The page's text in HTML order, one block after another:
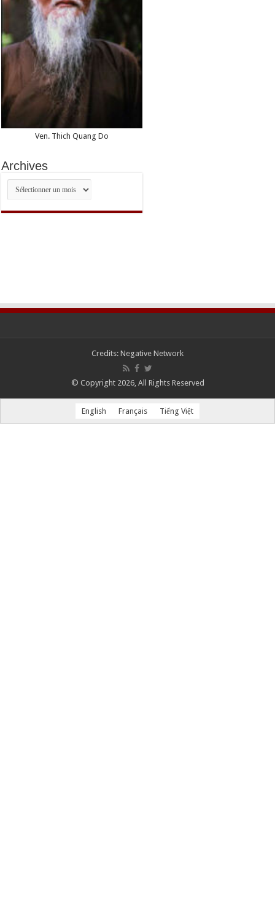
Ven. Thich Quang Do
Archives
Archives
Credits: Negative Network
© Copyright 2026, All Rights Reserved
English Français Tiếng Việt